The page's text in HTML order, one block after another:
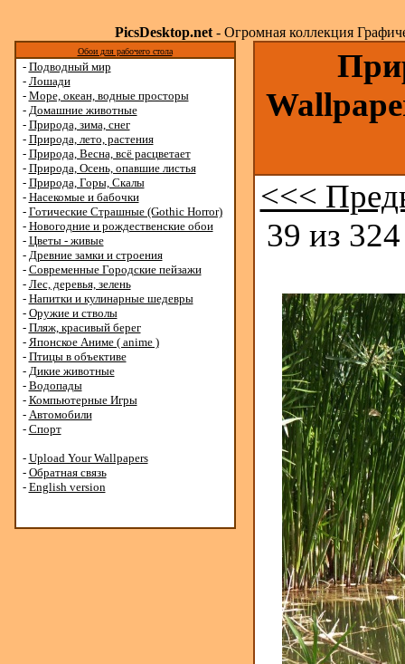
PicsDesktop.net- Огромная коллекция
Обои для рабочего стола
- Подводный мир
- Лошади
- Море, океан, водные просторы
- Домашние животные
- Природа, зима, снег
- Природа, лето, растения
- Природа, Весна, всё расцветает
- Природа, Осень, опавшие листья
- Природа, Горы, Скалы
- Насекомые и бабочки
- Готические Страшные (Gothic Horror)
- Новогодние и рождественские обои
- Цветы - живые
- Древние замки и строения
- Современные Городские пейзажи
- Лес, деревья, зелень
- Напитки и кулинарные шедевры
- Оружие и стволы
- Пляж, красивый берег
- Японское Аниме ( anime )
- Птицы в объективе
- Дикие животные
- Водопады
- Компьютерные Игры
- Автомобили
- Спорт
- Upload Your Wallpapers
- Обратная связь
- English version
<<<
39 из